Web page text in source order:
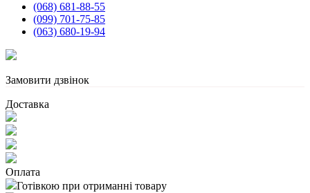
(068) 681-88-55
(099) 701-75-85
(063) 680-19-94
Замовити дзвінок
Доставка
Оплата
Готівкою при отриманні товару